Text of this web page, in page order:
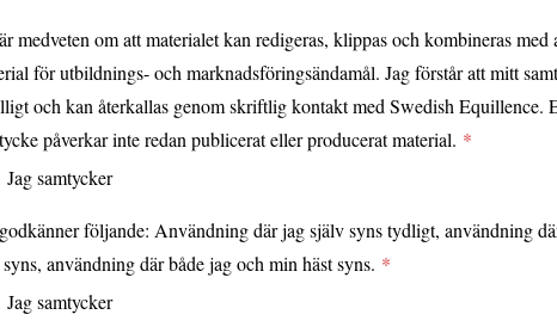
medveten om att materialet kan redigeras, klippas och kombineras med
för utbildnings- och marknadsföringsändamål. Jag förstår att mitt
och kan återkallas genom skriftlig kontakt med Swedish Equillence.
påverkar inte redan publicerat eller producerat material.
Jag samtycker
följande: Användning där jag själv syns tydligt, användning
syns, användning där både jag och min häst syns.
Jag samtycker